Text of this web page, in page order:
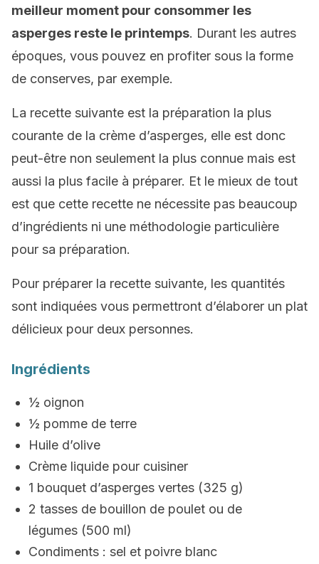
meilleur moment pour consommer les
asperges reste le printemps. Durant les autres
époques, vous pouvez en profiter sous la forme
de conserves, par exemple.
La recette suivante est la préparation la plus
courante de la crème d’asperges, elle est donc
peut-être non seulement la plus connue mais est
aussi la plus facile à préparer. Et le mieux de tout
est que cette recette ne nécessite pas beaucoup
d’ingrédients ni une méthodologie particulière
pour sa préparation.
Pour préparer la recette suivante, les quantités
sont indiquées vous permettront d’élaborer un plat
délicieux pour deux personnes.
Ingrédients
½ oignon
½ pomme de terre
Huile d’olive
Crème liquide pour cuisiner
1 bouquet d’asperges vertes (325 g)
2 tasses de bouillon de poulet ou de
légumes (500 ml)
Condiments : sel et poivre blanc